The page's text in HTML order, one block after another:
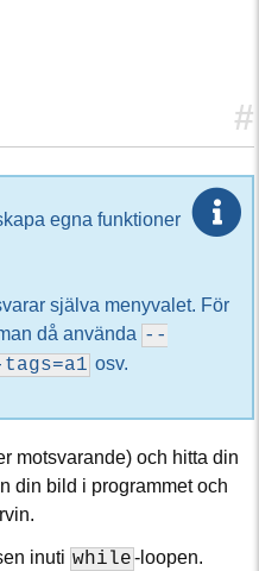
#
egna funktioner
själva menyvalet. För
då använda --
osv.
motsvarande) och hitta din
din bild i programmet och
inuti while-loopen.